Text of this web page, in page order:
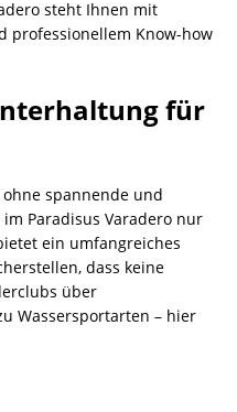
steht Ihnen mit
professionellem Know-how
für
spannende und
Paradisus Varadero nur
ein umfangreiches
dass keine
über
Wassersportarten – hier